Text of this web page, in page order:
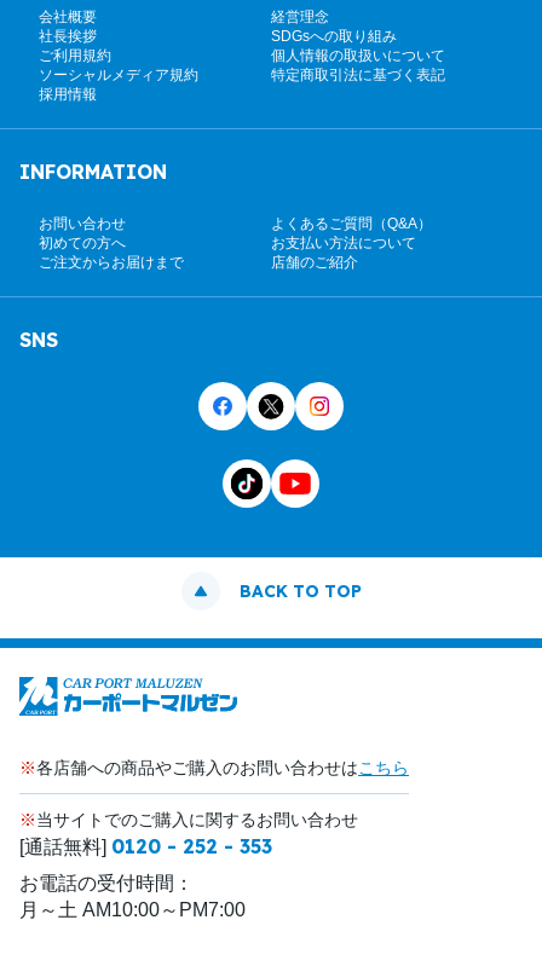
会社概要
経営理念
社長挨拶
SDGsへの取り組み
ご利用規約
個人情報の取扱いについて
ソーシャルメディア規約
特定商取引法に基づく表記
採用情報
INFORMATION
お問い合わせ
よくあるご質問（Q&A）
初めての方へ
お支払い方法について
ご注文からお届けまで
店舗のご紹介
SNS
BACK TO TOP
※各店舗への商品やご購入のお問い合わせはこちら
※当サイトでのご購入に関するお問い合わせ
[通話無料] 0120 - 252 - 353
お電話の受付時間：
月～土 AM10:00～PM7:00